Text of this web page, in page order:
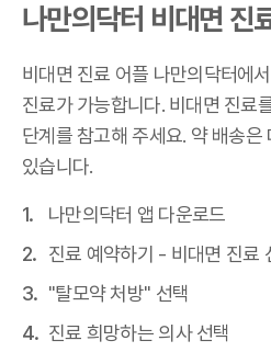
나만의닥터 비대면 진
비대면 진료 어플 나만의닥터에
진료가 가능합니다. 비대면 진료
단계를 참고해 주세요. 약 배송
있습니다.
나만의닥터 앱 다운로드
진료 예약하기 - 비대면 진료
"탈모약 처방" 선택
진료 희망하는 의사 선택